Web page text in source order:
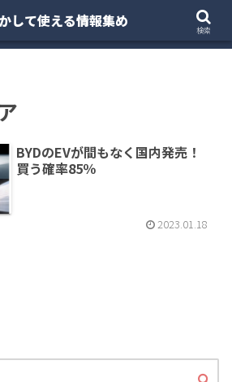
注文住宅
BYDのEVが間もなく国内発売！
買う確率85％
2023.01.18
して使える情報集め
検索